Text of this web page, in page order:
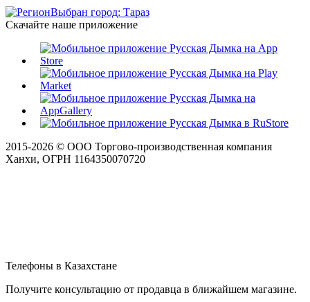
Выбран город: Тараз
Скачайте наше приложение
2015-2026 © ООО Торгово-производственная компания
Ханхи, ОГРН 1164350070720
Телефоны в Казахстане
Получите консультацию от продавца в ближайшем магазине.